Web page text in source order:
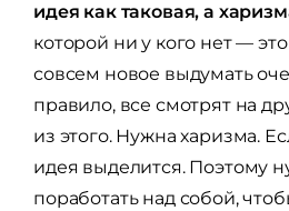
идея как таковая, а
которой ни у кого нет —
совсем новое выдумать
правило, все смотрят на
из этого. Нужна харизма.
идея выделится. Поэтому
поработать над собой,